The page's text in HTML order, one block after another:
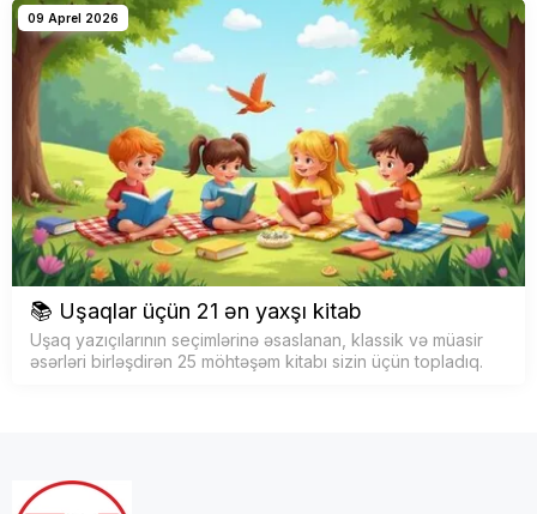
09 Aprel 2026
📚 Uşaqlar üçün 21 ən yaxşı kitab
Uşaq yazıçılarının seçimlərinə əsaslanan, klassik və müasir
əsərləri birləşdirən 25 möhtəşəm kitabı sizin üçün topladıq.